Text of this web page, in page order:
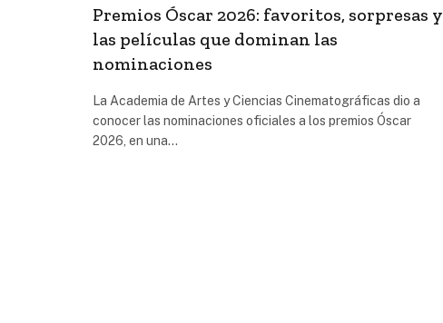
Premios Óscar 2026: favoritos, sorpresas y
las películas que dominan las
nominaciones
La Academia de Artes y Ciencias Cinematográficas dio a
conocer las nominaciones oficiales a los premios Óscar
2026, en una…